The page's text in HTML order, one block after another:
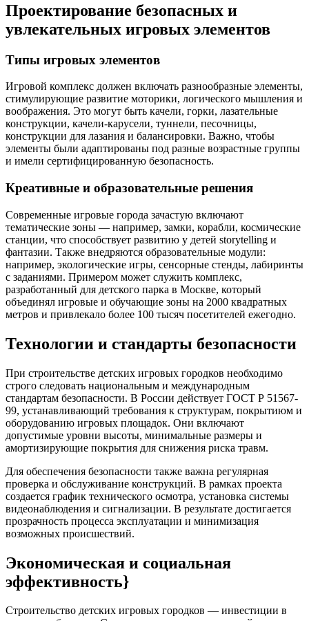
Проектирование безопасных и
увлекательных игровых элементов
Типы игровых элементов
Игровой комплекс должен включать разнообразные элементы,
стимулирующие развитие моторики, логического мышления и
воображения. Это могут быть качели, горки, лазательные
конструкции, качели-карусели, туннели, песочницы,
конструкции для лазания и балансировки. Важно, чтобы
элементы были адаптированы под разные возрастные группы
и имели сертифицированную безопасность.
Креативные и образовательные решения
Современные игровые города зачастую включают
тематические зоны — например, замки, корабли, космические
станции, что способствует развитию у детей storytelling и
фантазии. Также внедряются образовательные модули:
например, экологические игры, сенсорные стенды, лабиринты
с заданиями. Примером может служить комплекс,
разработанный для детского парка в Москве, который
объединял игровые и обучающие зоны на 2000 квадратных
метров и привлекало более 100 тысяч посетителей ежегодно.
Технологии и стандарты безопасности
При строительстве детских игровых городков необходимо
строго следовать национальным и международным
стандартам безопасности. В России действует ГОСТ Р 51567-
99, устанавливающий требования к структурам, покрытиюм и
оборудованию игровых площадок. Они включают
допустимые уровни высоты, минимальные размеры и
амортизирующие покрытия для снижения риска травм.
Для обеспечения безопасности также важна регулярная
проверка и обслуживание конструкций. В рамках проекта
создается график технического осмотра, установка системы
видеонаблюдения и сигнализации. В результате достигается
прозрачность процесса эксплуатации и минимизация
возможных происшествий.
Экономическая и социальная
эффективность}
Строительство детских игровых городков — инвестиции в